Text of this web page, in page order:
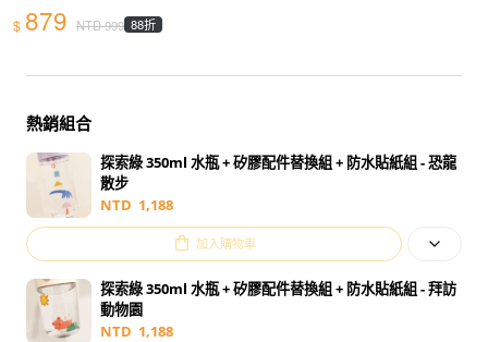
$ 879 NTD999 88折
熱銷組合
探索綠 350ml 水瓶 + 矽膠配件替換組 + 防水貼紙組 - 恐龍
散步
NTD 1,188
加入購物車
探索綠 350ml 水瓶 + 矽膠配件替換組 + 防水貼紙組 - 拜訪
動物園
NTD 1,188